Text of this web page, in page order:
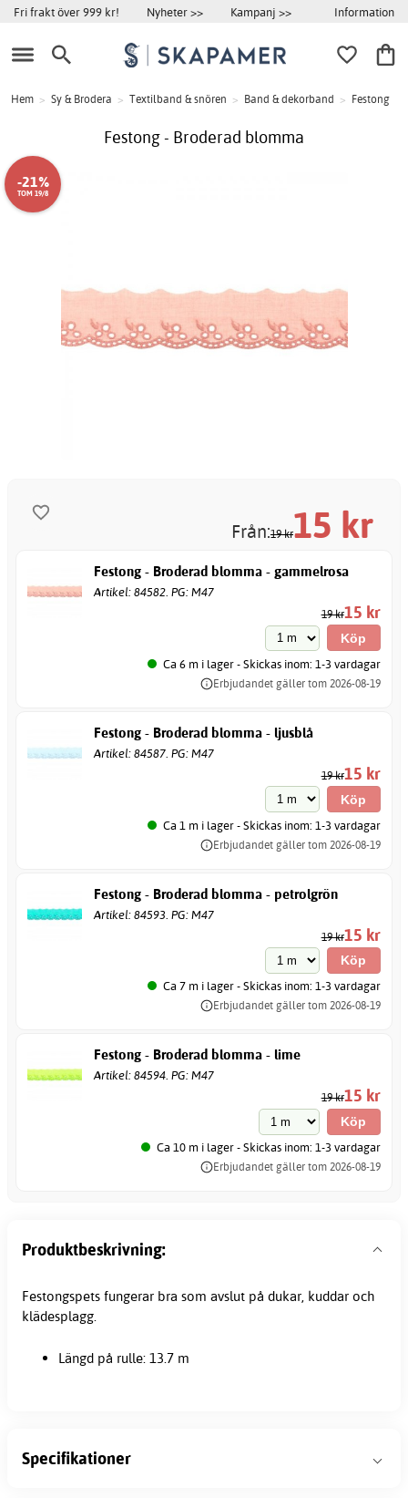
Fri frakt över 999 kr! Nyheter >> Kampanj >> Information
Hem > Sy & Brodera > Textilband & snören > Band & dekorband > Festong
Festong - Broderad blomma
-21%
TOM 19/8
Från:19 kr15 kr
Festong - Broderad blomma - gammelrosa
Artikel: 84582. PG: M47
19 kr15 kr
Ca 6 m i lager - Skickas inom: 1-3 vardagar
Erbjudandet gäller tom 2026-08-19
Festong - Broderad blomma - ljusblå
Artikel: 84587. PG: M47
19 kr15 kr
Ca 1 m i lager - Skickas inom: 1-3 vardagar
Erbjudandet gäller tom 2026-08-19
Festong - Broderad blomma - petrolgrön
Artikel: 84593. PG: M47
19 kr15 kr
Ca 7 m i lager - Skickas inom: 1-3 vardagar
Erbjudandet gäller tom 2026-08-19
Festong - Broderad blomma - lime
Artikel: 84594. PG: M47
19 kr15 kr
Ca 10 m i lager - Skickas inom: 1-3 vardagar
Erbjudandet gäller tom 2026-08-19
Produktbeskrivning:
Festongspets fungerar bra som avslut på dukar, kuddar och
klädesplagg.
Längd på rulle: 13.7 m
Specifikationer